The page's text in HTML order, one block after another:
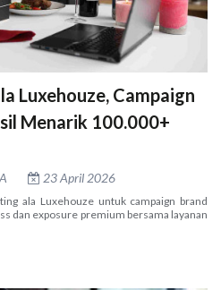
Luxehouze, Campaign
Menarik 100.000+
23 April 2026
ala Luxehouze untuk campaign brand
dan exposure premium bersama layanan